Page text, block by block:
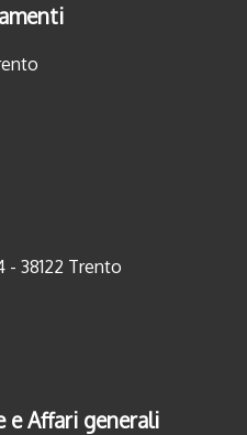
- 38122 Trento
e Affari generali